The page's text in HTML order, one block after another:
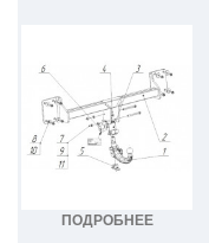
ПОДРОБНЕЕ